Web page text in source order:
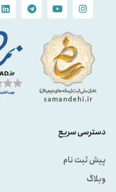
دسترسی سریع
پیش ثبت نام
وبلاگ